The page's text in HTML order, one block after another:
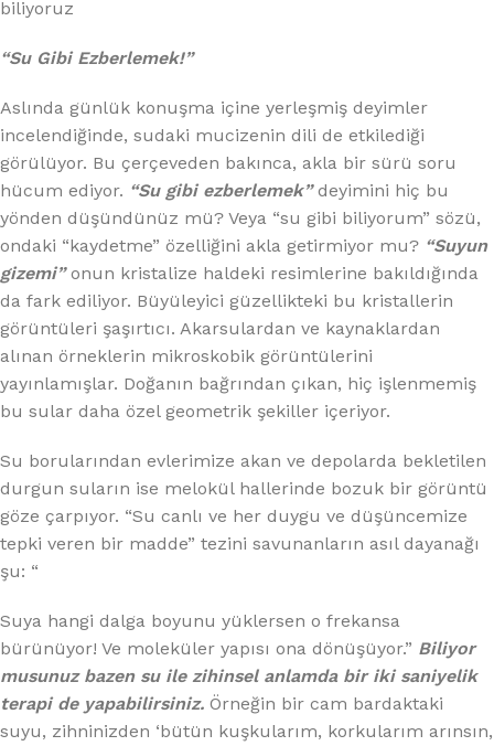
biliyoruz
“Su Gibi Ezberlemek!”
Aslında günlük konuşma içine yerleşmiş deyimler
incelendiğinde, sudaki mucizenin dili de etkilediği
görülüyor. Bu çerçeveden bakınca, akla bir sürü soru
hücum ediyor. “Su gibi ezberlemek”deyimini hiç bu
yönden düşündünüz mü? Veya “su gibi biliyorum” sözü,
ondaki “kaydetme” özelliğini akla getirmiyor mu? “Suyun
gizemi”onun kristalize haldeki resimlerine bakıldığında
da fark ediliyor. Büyüleyici güzellikteki bu kristallerin
görüntüleri şaşırtıcı. Akarsulardan ve kaynaklardan
alınan örneklerin mikroskobik görüntülerini
yayınlamışlar. Doğanın bağrından çıkan, hiç işlenmemiş
bu sular daha özel geometrik şekiller içeriyor.
Su borularından evlerimize akan ve depolarda bekletilen
durgun suların ise melokül hallerinde bozuk bir görüntü
göze çarpıyor. “Su canlı ve her duygu ve düşüncemize
tepki veren bir madde” tezini savunanların asıl dayanağı
şu: “
Suya hangi dalga boyunu yüklersen o frekansa
bürünüyor! Ve moleküler yapısı ona dönüşüyor.” Biliyor
musunuz bazen su ile zihinsel anlamda bir iki saniyelik
terapi de yapabilirsiniz. Örneğin bir cam bardaktaki
suyu, zihninizden ‘bütün kuşkularım, korkularım arınsın,